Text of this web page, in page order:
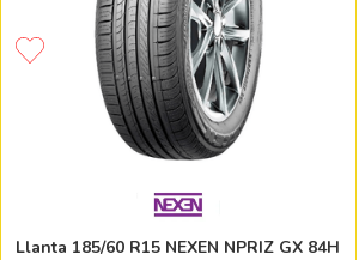
Llanta 185/60 R15 NEXEN NPRIZ GX 84H